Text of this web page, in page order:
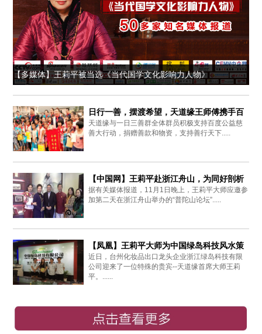
【多媒体】王莉平被当选《当代国学文化影响力人物》
日行一善，摆渡希望，天道缘王师傅携手百
度爱心同行
天道缘与一日三善群全体群员积极支持百度公益慈
善大行动，捐赠善款和物资，支持善行天下.....
【中国网】王莉平赴浙江舟山，为同好剖析
周易思想
据有关媒体报道，11月1日晚上，王莉平大师应邀参
加第二天在浙江舟山举办的“普陀山论坛”.....
【凤凰】王莉平大师为中国绿岛科技风水策
划布局
近日，台州化妆品出口龙头企业浙江绿岛科技有限
公司迎来了一位特殊的贵宾--天道缘首席大师王莉
平。......